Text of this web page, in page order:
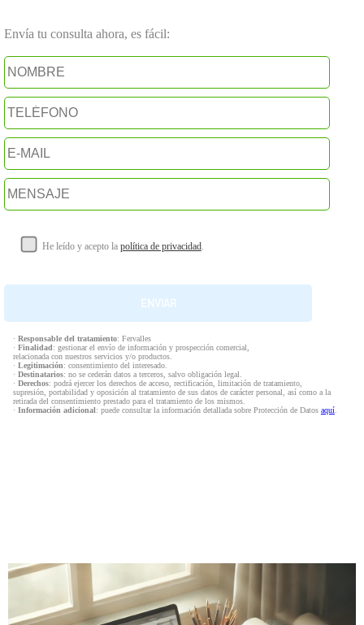
Envía tu consulta ahora, es fácil:
He leído y acepto la política de privacidad.
· Responsable del tratamiento: Fervalles
· Finalidad: gestionar el envío de información y prospección comercial,
relacionada con nuestros servicios y/o productos.
· Legitimación: consentimiento del interesado.
· Destinatarios: no se cederán datos a terceros, salvo obligación legal.
· Derechos: podrá ejercer los derechos de acceso, rectificación, limitación de tratamiento,
supresión, portabilidad y oposición al tratamiento de sus datos de carácter personal, así como a la
retirada del consentimiento prestado para el tratamiento de los mismos.
· Información adicional: puede consultar la información detallada sobre Protección de Datos aquí.